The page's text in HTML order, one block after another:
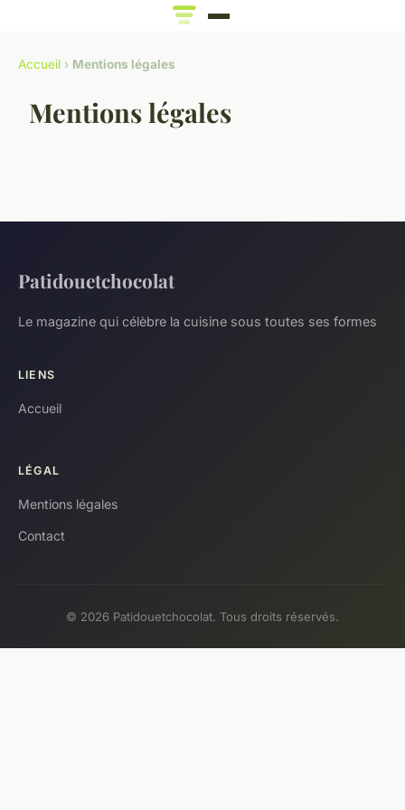
Accueil › Mentions légales
Mentions légales
Patidouetchocolat
Le magazine qui célèbre la cuisine sous toutes ses formes
LIENS
Accueil
LÉGAL
Mentions légales
Contact
© 2026 Patidouetchocolat. Tous droits réservés.